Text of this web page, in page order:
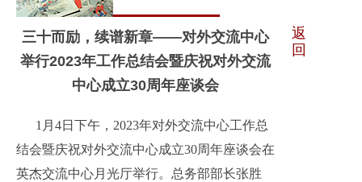
三十而励，续谱新章——对外交流中心
举行2023年工作总结会暨庆祝对外交流
中心成立30周年座谈会
1月4日下午，2023年对外交流中心工作总
结会暨庆祝对外交流中心成立30周年座谈会在
英杰交流中心月光厅举行。总务部部长张胜
返
回